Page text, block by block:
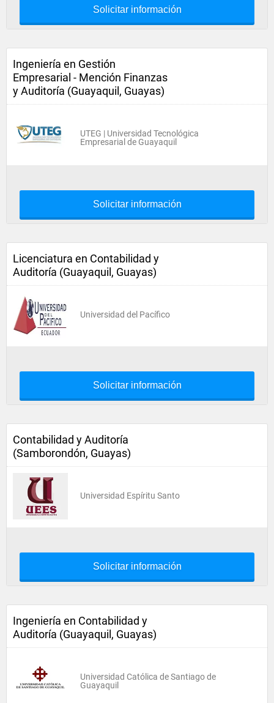
Solicitar información
Ingeniería en Gestión
Empresarial - Mención Finanzas
y Auditoría (Guayaquil, Guayas)
UTEG | Universidad Tecnológica
Empresarial de Guayaquil
Solicitar información
Licenciatura en Contabilidad y
Auditoría (Guayaquil, Guayas)
Universidad del Pacífico
Solicitar información
Contabilidad y Auditoría
(Samborondón, Guayas)
Universidad Espíritu Santo
Solicitar información
Ingeniería en Contabilidad y
Auditoría (Guayaquil, Guayas)
Universidad Católica de Santiago de
Guayaquil